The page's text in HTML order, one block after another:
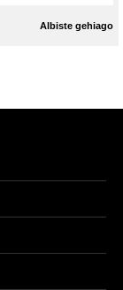
Albiste gehiago